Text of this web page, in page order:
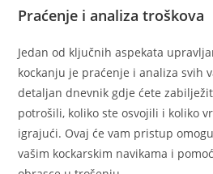
Praćenje i analiza troškova
Jedan od ključnih aspekata
kockanju je praćenje i analiza svih
detaljan dnevnik gdje ćete
potrošili, koliko ste osvojili i koliko
igrajući. Ovaj će vam pristup
vašim kockarskim navikama i